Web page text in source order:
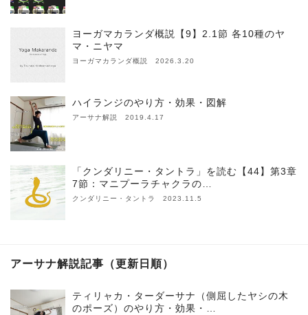
ヨーガマカランダ概説【9】2.1節 各10種のヤ
マ・ニヤマ
ヨーガマカランダ概説 2026.3.20
ハイランジのやり方・効果・図解
アーサナ解説 2019.4.17
「クンダリニー・タントラ」を読む【44】第3章
7節：マニプーラチャクラの…
クンダリニー・タントラ 2023.11.5
アーサナ解説記事（更新日順）
ティリャカ・ターダーサナ（側屈したヤシの木
のポーズ）のやり方・効果・…